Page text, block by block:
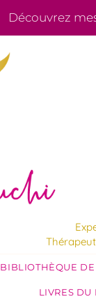
Découvrez
BIBLIOTHÈQUE DE
LIVRES DU